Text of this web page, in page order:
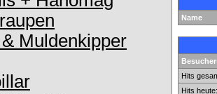
Muldenkipper
Name
Hits
Hits heute: